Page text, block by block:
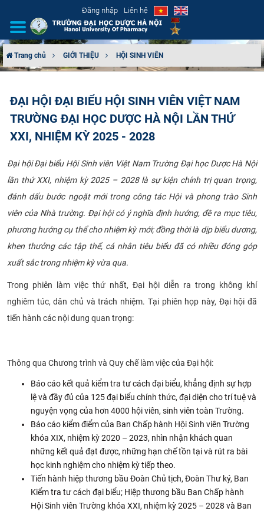
Đăng nhập Liên hệ
CƠ CẤU TỔ CHỨC
TUYỂN SINH
ĐÀO TẠO
ĐẢM BẢO CHẤT LƯỢNG
KHOA HỌC CÔNG NGHỆ
HTQT
CỰU NGƯỜI HỌC
Trang chủ GIỚI THIỆU HỘI SINH VIÊN
ĐẠI HỘI ĐẠI BIỂU HỘI SINH VIÊN VIỆT NAM
TRƯỜNG ĐẠI HỌC DƯỢC HÀ NỘI LẦN THỨ
XXI, NHIỆM KỲ 2025 - 2028
Đại hội Đại biểu Hội Sinh viên Việt Nam Trường Đại học Dược Hà Nội
lần thứ XXI, nhiệm kỳ 2025 – 2028 là sự kiện chính trị quan trọng,
đánh dấu bước ngoặt mới trong công tác Hội và phong trào Sinh
viên của Nhà trường. Đại hội có ý nghĩa định hướng, đề ra mục tiêu,
phương hướng cụ thể cho nhiệm kỳ mới; đồng thời là dịp biểu dương,
khen thưởng các tập thể, cá nhân tiêu biểu đã có nhiều đóng góp
xuất sắc trong nhiệm kỳ vừa qua.
Trong phiên làm việc thứ nhất, Đại hội diễn ra trong không khí
nghiêm túc, dân chủ và trách nhiệm. Tại phiên họp này, Đại hội đã
tiến hành các nội dung quan trọng:
Thông qua Chương trình và Quy chế làm việc của Đại hội:
Báo cáo kết quả kiểm tra tư cách đại biểu, khẳng định sự hợp
lệ và đầy đủ của 125 đại biểu chính thức, đại diện cho trí tuệ và
nguyện vọng của hơn 4000 hội viên, sinh viên toàn Trường.
Báo cáo kiểm điểm của Ban Chấp hành Hội Sinh viên Trường
khóa XIX, nhiệm kỳ 2020 – 2023, nhìn nhận khách quan
những kết quả đạt được, những hạn chế tồn tại và rút ra bài
học kinh nghiệm cho nhiệm kỳ tiếp theo.
Tiến hành hiệp thương bầu Đoàn Chủ tịch, Đoàn Thư ký, Ban
Kiểm tra tư cách đại biểu; Hiệp thương bầu Ban Chấp hành
Hội Sinh viên Trường khóa XXI, nhiệm kỳ 2025 – 2028 và Ban